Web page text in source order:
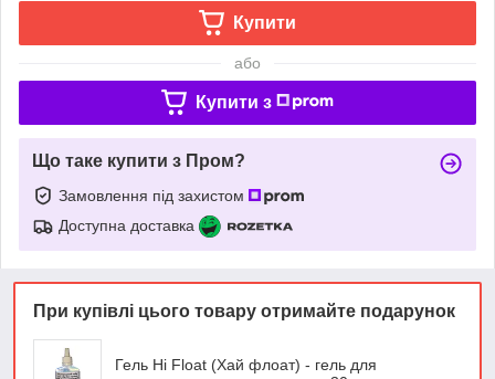
Купити
або
Купити з
Що таке купити з Пром?
Замовлення під захистом
Доступна доставка
При купівлі цього товару отримайте подарунок
Гель Hi Float (Хай флоат) - гель для